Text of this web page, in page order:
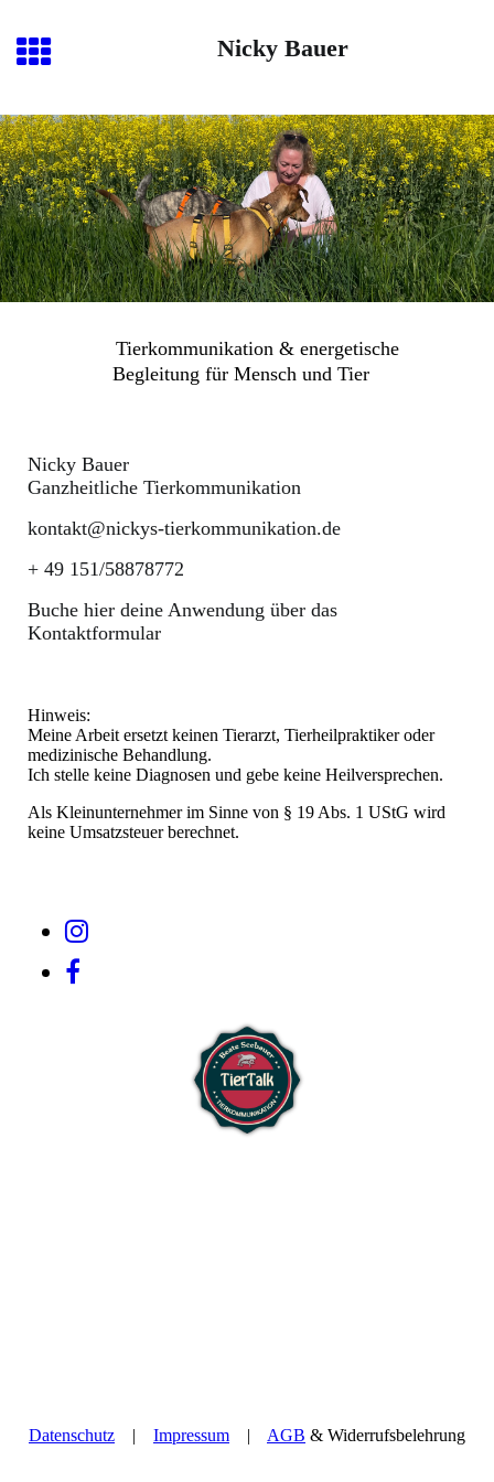
Nicky Bauer
Tierkommunikation & energetische
Begleitung für Mensch und Tier
Nicky Bauer
Ganzheitliche Tierkommunikation
kontakt@nickys-tierkommunikation.de
+ 49 151/58878772
Buche hier deine Anwendung über das
Kontaktformular
Hinweis:
Meine Arbeit ersetzt keinen Tierarzt, Tierheilpraktiker oder
medizinische Behandlung.
Ich stelle keine Diagnosen und gebe keine Heilversprechen.
Als Kleinunternehmer im Sinne von § 19 Abs. 1 UStG wird
keine Umsatzsteuer berechnet.
Datenschutz | Impressum | AGB & Widerrufsbelehrung